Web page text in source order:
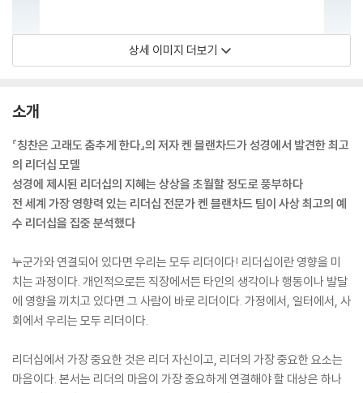
상세 이미지 더보기
소개
『칭찬은 고래도 춤추게 한다』의 저자 켄 블랜차드가 성경에서 발견한 최고
의 리더십 모델
성경에 제시된 리더십의 지혜는 상상을 초월할 정도로 풍부하다
전 세계 가장 영향력 있는 리더십 전문가 켄 블랜차드 팀이 사상 최고의 예
수 리더십을 집중 분석했다
누군가와 연결되어 있다면 우리는 모두 리더이다! 리더십이란 영향을 미
치는 과정이다. 개인적으로든 직장에서든 타인의 생각이나 행동이나 발달
에 영향을 끼치고 있다면 그 사람이 바로 리더이다. 가정에서, 일터에서, 사
회에서 우리는 모두 리더이다.
리더십에서 가장 중요한 것은 리더 자신이고, 리더의 가장 중요한 요소는
마음이다. 본서는 리더의 마음이 가장 중요하게 연결해야 할 대상은 하나